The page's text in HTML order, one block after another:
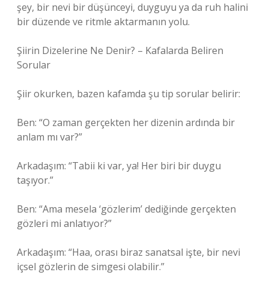
şey, bir nevi bir düşünceyi, duyguyu ya da ruh halini
bir düzende ve ritmle aktarmanın yolu.
Şiirin Dizelerine Ne Denir? – Kafalarda Beliren
Sorular
Şiir okurken, bazen kafamda şu tip sorular belirir:
Ben: “O zaman gerçekten her dizenin ardında bir
anlam mı var?”
Arkadaşım: “Tabii ki var, ya! Her biri bir duygu
taşıyor.”
Ben: “Ama mesela ‘gözlerim’ dediğinde gerçekten
gözleri mi anlatıyor?”
Arkadaşım: “Haa, orası biraz sanatsal işte, bir nevi
içsel gözlerin de simgesi olabilir.”